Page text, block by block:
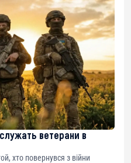
ветерани в
хто повернувся з війни